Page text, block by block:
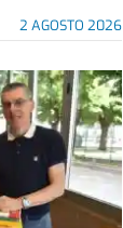
2 AGOSTO 2026